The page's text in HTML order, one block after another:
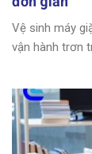
Vệ sinh máy
vận hành trơn